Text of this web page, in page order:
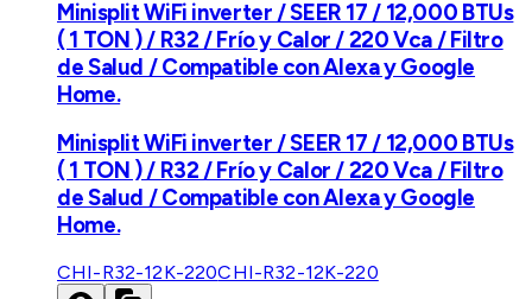
Minisplit WiFi inverter / SEER 17 / 12,000 BTUs
( 1 TON ) / R32 / Frío y Calor / 220 Vca / Filtro
de Salud / Compatible con Alexa y Google
Home.
Minisplit WiFi inverter / SEER 17 / 12,000 BTUs
( 1 TON ) / R32 / Frío y Calor / 220 Vca / Filtro
de Salud / Compatible con Alexa y Google
Home.
CHI-R32-12K-220CHI-R32-12K-220